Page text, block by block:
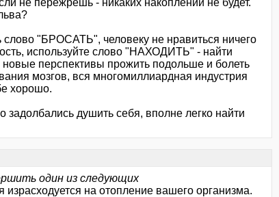
"БРОСАТЬ", человеку не нравиться ничего
используйте слово "НАХОДИТЬ" - найти
перспективы прожить подольше и болеть
мозгов, вся многомиллиардная индустрия
хорошо.
душить себя, вполне легко найти
один из следующих
израсходуется на отопление вашего организма.